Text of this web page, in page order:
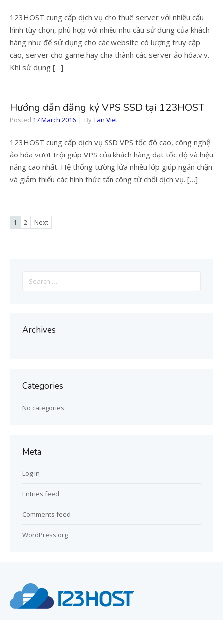
123HOST cung cấp dịch vụ cho thuê server với nhiều cấu
hình tùy chọn, phù hợp với nhiều nhu cầu sử dụng của khách
hàng như để sử dụng cho các website có lượng truy cập
cao, server cho game hay chia thành các server ảo hóa.v.v.
Khi sử dụng […]
Hướng dẫn đăng ký VPS SSD tại 123HOST
Posted 17 March 2016 ByTan Viet
123HOST cung cấp dịch vụ SSD VPS tốc độ cao, công nghệ
ảo hóa vượt trội giúp VPS của khách hàng đạt tốc độ và hiệu
năng cao nhất. Hệ thống tường lửa nhiều lớp giúp ngăn chặn
và giảm thiểu các hình thức tấn công từ chối dịch vụ. […]
1 2 Next
for:
Archives
Categories
No categories
Meta
Log in
Entries feed
Comments feed
WordPress.org